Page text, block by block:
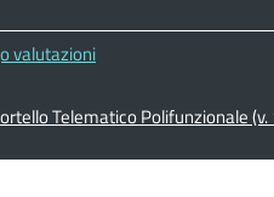
valutazioni
Telematico Polifunzionale (v.